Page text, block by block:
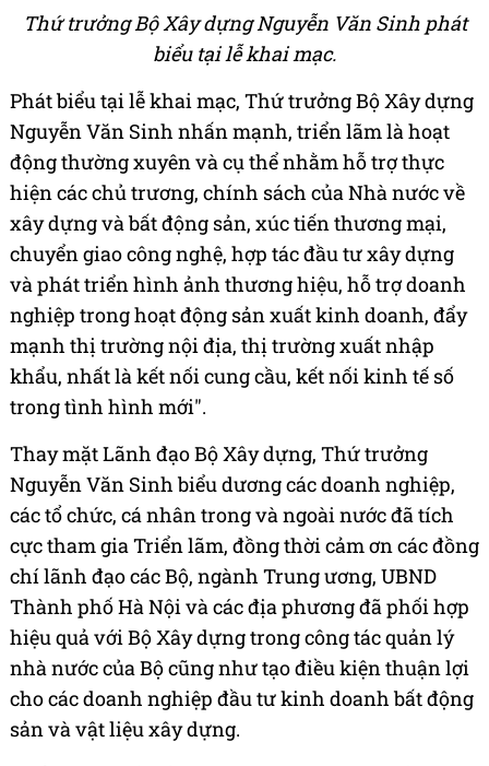
Thứ trưởng Bộ Xây dựng Nguyễn Văn Sinh phát
biểu tại lễ khai mạc.
Phát biểu tại lễ khai mạc, Thứ trưởng Bộ Xây dựng
Nguyễn Văn Sinh nhấn mạnh, triển lãm là hoạt
động thường xuyên và cụ thể nhằm hỗ trợ thực
hiện các chủ trương, chính sách của Nhà nước về
xây dựng và bất động sản, xúc tiến thương mại,
chuyển giao công nghệ, hợp tác đầu tư xây dựng
và phát triển hình ảnh thương hiệu, hỗ trợ doanh
nghiệp trong hoạt động sản xuất kinh doanh, đẩy
mạnh thị trường nội địa, thị trường xuất nhập
khẩu, nhất là kết nối cung cầu, kết nối kinh tế số
trong tình hình mới".
Thay mặt Lãnh đạo Bộ Xây dựng, Thứ trưởng
Nguyễn Văn Sinh biểu dương các doanh nghiệp,
các tổ chức, cá nhân trong và ngoài nước đã tích
cực tham gia Triển lãm, đồng thời cảm ơn các đồng
chí lãnh đạo các Bộ, ngành Trung ương, UBND
Thành phố Hà Nội và các địa phương đã phối hợp
hiệu quả với Bộ Xây dựng trong công tác quản lý
nhà nước của Bộ cũng như tạo điều kiện thuận lợi
cho các doanh nghiệp đầu tư kinh doanh bất động
sản và vật liệu xây dựng.